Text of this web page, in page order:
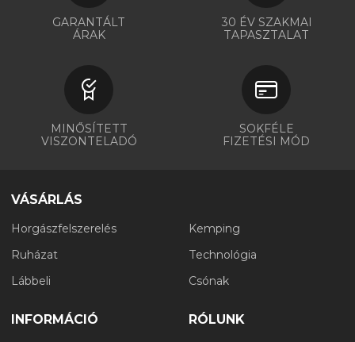
GARANTÁLT
ÁRAK
30 ÉV SZAKMAI
TAPASZTALAT
MINŐSÍTETT
VISZONTELADÓ
SOKFÉLE
FIZETÉSI MÓD
VÁSÁRLÁS
Horgászfelszerelés
Ruházat
Lábbeli
Kemping
Technológia
Csónak
INFORMÁCIÓ RÓLUNK